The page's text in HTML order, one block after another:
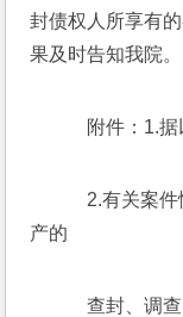
封债权人所享有
果及时告知我院。
附件：1.据
2.有关案件
产的
查封、调查